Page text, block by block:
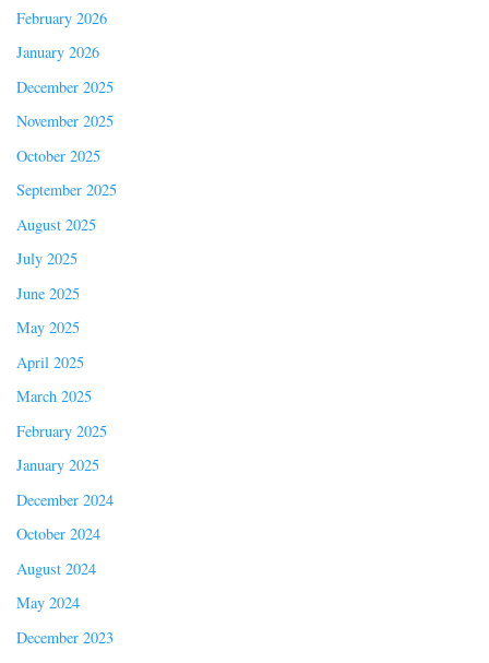
February 2026
January 2026
December 2025
November 2025
October 2025
September 2025
August 2025
July 2025
June 2025
May 2025
April 2025
March 2025
February 2025
January 2025
December 2024
October 2024
August 2024
May 2024
December 2023